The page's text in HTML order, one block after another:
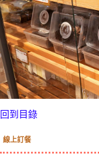
回到目錄
線上訂餐